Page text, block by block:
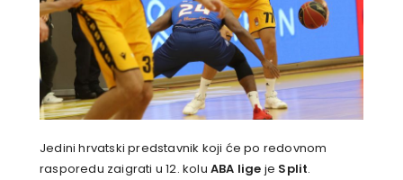
Jedini hrvatski predstavnik koji će po redovnom
rasporedu zaigrati u 12. kolu ABA lige je Split.